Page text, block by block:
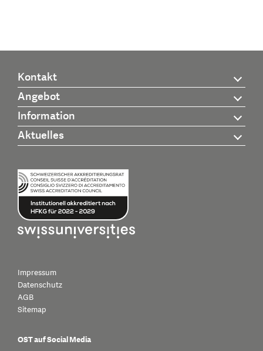
Kontakt
Angebot
Information
Aktuelles
Impressum
Datenschutz
AGB
Sitemap
OST auf Social Media